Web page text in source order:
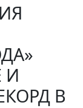
И
В